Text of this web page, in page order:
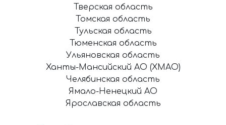
Тверская область
Томская область
Тульская область
Тюменская область
Ульяновская область
Ханты-Мансийский АО (ХМАО)
Челябинская область
Ямало-Ненецкий АО
Ярославская область